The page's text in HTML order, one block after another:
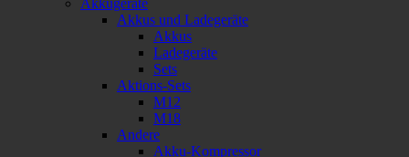
Akkus und Ladegeräte
Akkus
Ladegeräte
Sets
Aktions-Sets
M12
M18
Andere
Akku-Kompressor